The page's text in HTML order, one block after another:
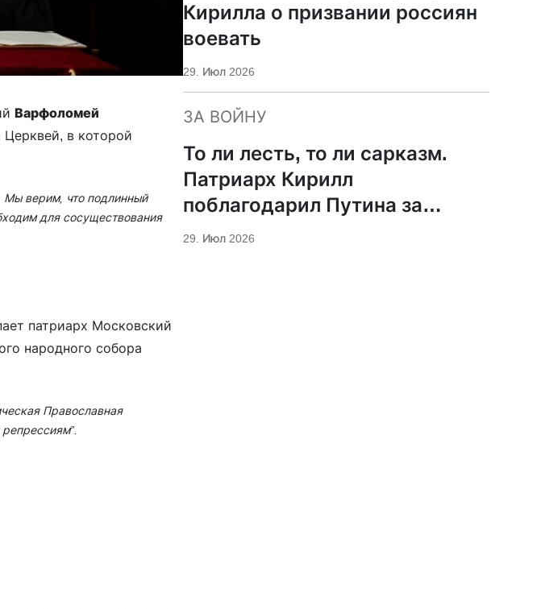
Варфоломей
в которой
Мы верим, что подлинный
для сосуществования
патриарх Московский
народного собора
Православная
Кирилла о призвании россиян
воевать
29. Июл 2026
ЗА ВОЙНУ
То ли лесть, то ли сарказм.
Патриарх Кирилл
поблагодарил Путина за
защиту суверенитета и
29. Июл 2026